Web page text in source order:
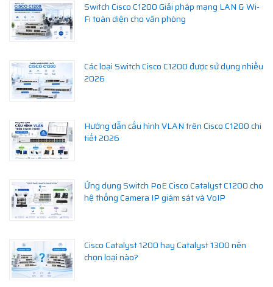
Switch Cisco C1200 Giải pháp mạng LAN & Wi-
Fi toàn diện cho văn phòng
Các loại Switch Cisco C1200 được sử dụng nhiều
2026
Hướng dẫn cấu hình VLAN trên Cisco C1200 chi
tiết 2026
Ứng dụng Switch PoE Cisco Catalyst C1200 cho
hệ thống Camera IP giám sát và VoIP
Cisco Catalyst 1200 hay Catalyst 1300 nên
chọn loại nào?